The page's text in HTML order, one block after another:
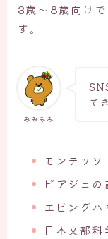
3歳～8歳向け
す。
みみみみ
て
モンテッソ
ピアジェ
エビング
日本文部